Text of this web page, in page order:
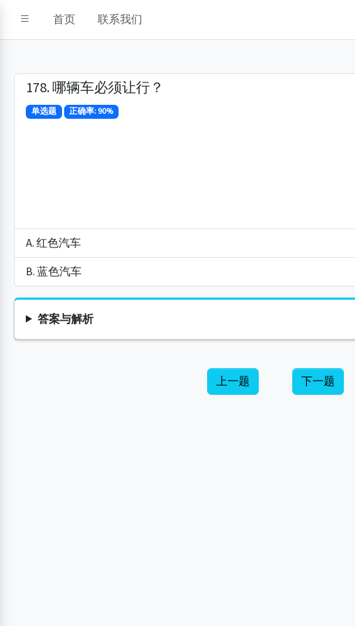
首页 联系我们
178. 哪辆车必须让行？
单选题 正确率: 90%
A. 红色汽车
B. 蓝色汽车
答案与解析
上一题 下一题